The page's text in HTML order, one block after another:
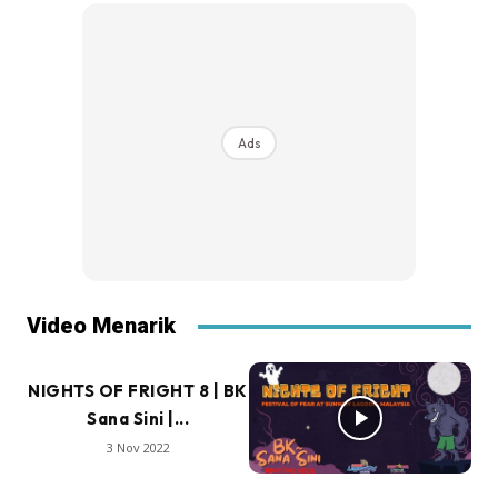
Ads
Video Menarik
NIGHTS OF FRIGHT 8 | BK
Sana Sini |...
3 Nov 2022